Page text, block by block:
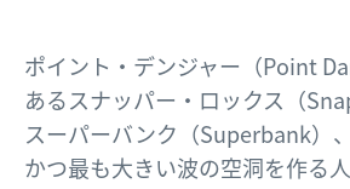
ポイント・デンジャー（Point
あるスナッパー・ロックス（
スーパーバンク（Superbank）
かつ最も大きい波の空洞を作る